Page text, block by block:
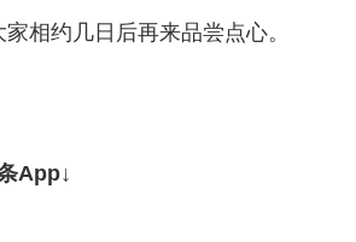
约几日后再来品尝点心。
App↓